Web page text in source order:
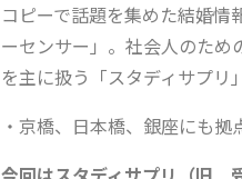
コピーで話題を集めた結婚
ーセンサー」。社会人のた
を主に扱う「スタディサプリ
・京橋、日本橋、銀座にも拠